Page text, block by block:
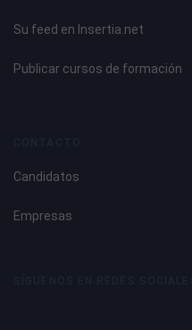
Su feed en Insertia.net
Publicar cursos de formación
Candidatos
Empresas